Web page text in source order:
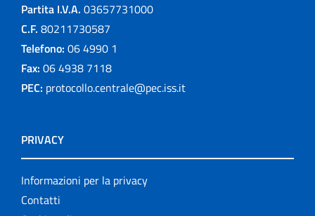
Partita I.V.A. 03657731000
C.F. 80211730587
Telefono: 06 4990 1
Fax: 06 4938 7118
PEC: protocollo.centrale@pec.iss.it
PRIVACY
Informazioni per la privacy
Contatti